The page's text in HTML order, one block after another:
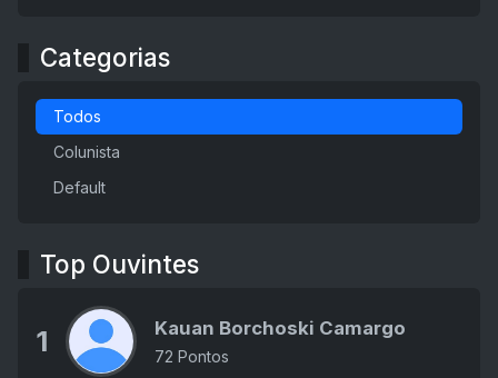
Categorias
Todos
Colunista
Default
Top Ouvintes
1 Kauan Borchoski Camargo
72 Pontos